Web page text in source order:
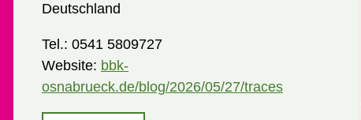
Deutschland
Tel.: 0541 5809727
Website: bbk-
osnabrueck.de/blog/2026/05/27/traces